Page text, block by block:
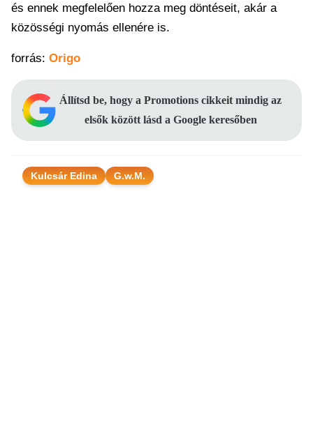
és ennek megfelelően hozza meg döntéseit, akár a
közösségi nyomás ellenére is.
forrás: Origo
Állítsd be, hogy a Promotions cikkeit mindig az
elsők között lásd a Google keresőben
Kulcsár Edina G.w.M.